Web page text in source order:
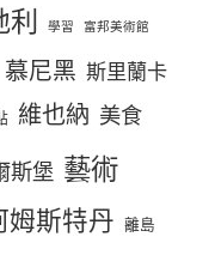
利 學習 富邦美術館
慕尼黑 斯里蘭卡
維也納 美食
斯堡 藝術
姆斯特丹 離島